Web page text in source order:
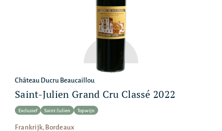
Château Ducru Beaucaillou
Saint-Julien Grand Cru Classé 2022
Exclusief Saint-Julien Topwijn
Frankrijk, Bordeaux